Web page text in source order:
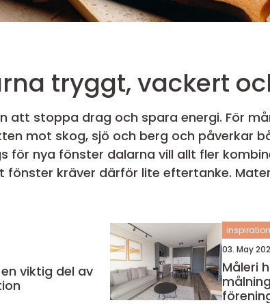
Nya fönster i dalarna tryggt,
stoppa drag och spara energi. För
mot skog, sjö och berg och påverkar
för nya fönster dalarna vill allt fler
viktig del av
inspiration
03. May
Måleri